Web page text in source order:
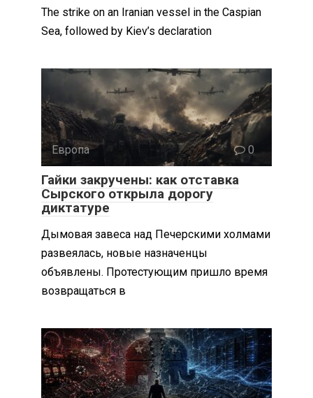
The strike on an Iranian vessel in the Caspian
Sea, followed by Kiev’s declaration
Европа 0
Гайки закручены: как отставка
Сырского открыла дорогу
диктатуре
Дымовая завеса над Печерскими холмами
развеялась, новые назначенцы
объявлены. Протестующим пришло время
возвращаться в